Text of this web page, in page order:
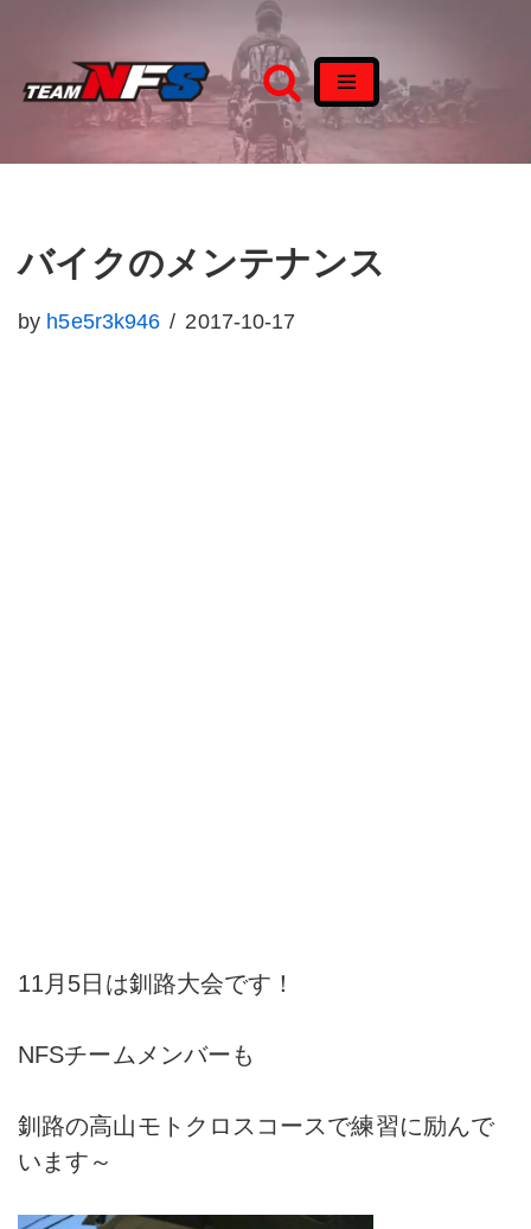
ン
ス
キ
バイクのメンテナンス
by h5e5r3k946 2017-10-17
11月5日は釧路大会です！
NFSチームメンバーも
釧路の高山モトクロスコースで練習に励んで
います～